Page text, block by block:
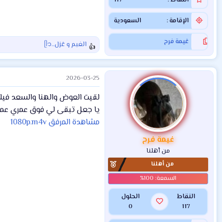
الإقامة السعودية
غيمة فرح
ا
ل
ت
ف
ا
ع
ل
ا
الغيم و غزل..ᥫ᭡
غيمة فرح
من أهلنا
من أهلنا
النقاط
117
الحلول
0
2026-03-25
لقيت العوض والهنا والسعد
يا جعل تبقى لي فوق عمري
مشاهدة المرفق 1080p.m4v